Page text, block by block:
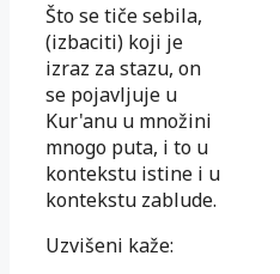
Što se tiče sebila,
(izbaciti) koji je
izraz za stazu, on
se pojavljuje u
Kur'anu u množini
mnogo puta, i to u
kontekstu istine i u
kontekstu zablude.
Uzvišeni kaže: